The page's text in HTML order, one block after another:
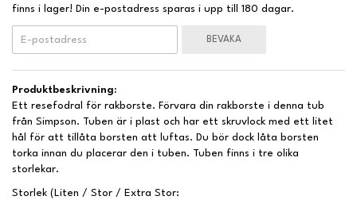
finns i lager! Din e-postadress sparas i upp till 180 dagar.
BEVAKA
Produktbeskrivning:
Ett resefodral för rakborste. Förvara din rakborste i denna tub
från Simpson. Tuben är i plast och har ett skruvlock med ett litet
hål för att tillåta borsten att luftas. Du bör dock låta borsten
torka innan du placerar den i tuben. Tuben finns i tre olika
storlekar.
Storlek (Liten / Stor / Extra Stor: